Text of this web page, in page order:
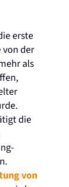
erste
von der
als
die
von